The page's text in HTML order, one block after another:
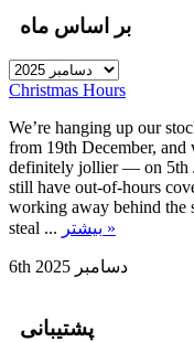
بر اساس ماه
Christmas Hours
We’re hanging up our
from 19th December,
definitely jollier — on 5th
still have out-of-hours
working away behind the
steal ...
بیشتر »
6th دسامبر 2025
پشتیبانی